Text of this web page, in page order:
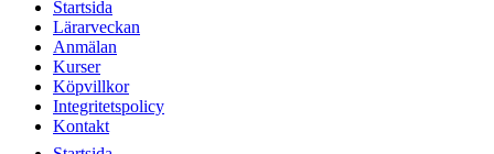
Startsida
Lärarveckan
Anmälan
Kurser
Köpvillkor
Integritetspolicy
Kontakt